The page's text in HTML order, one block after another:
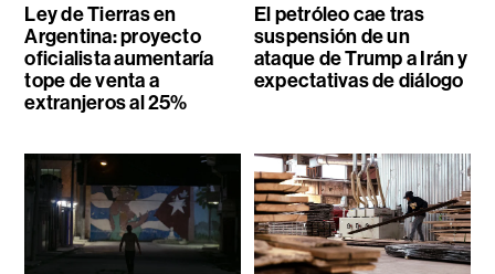
Ley de Tierras en
Argentina: proyecto
oficialista aumentaría
tope de venta a
extranjeros al 25%
El petróleo cae tras
suspensión de un
ataque de Trump a Irán y
expectativas de diálogo